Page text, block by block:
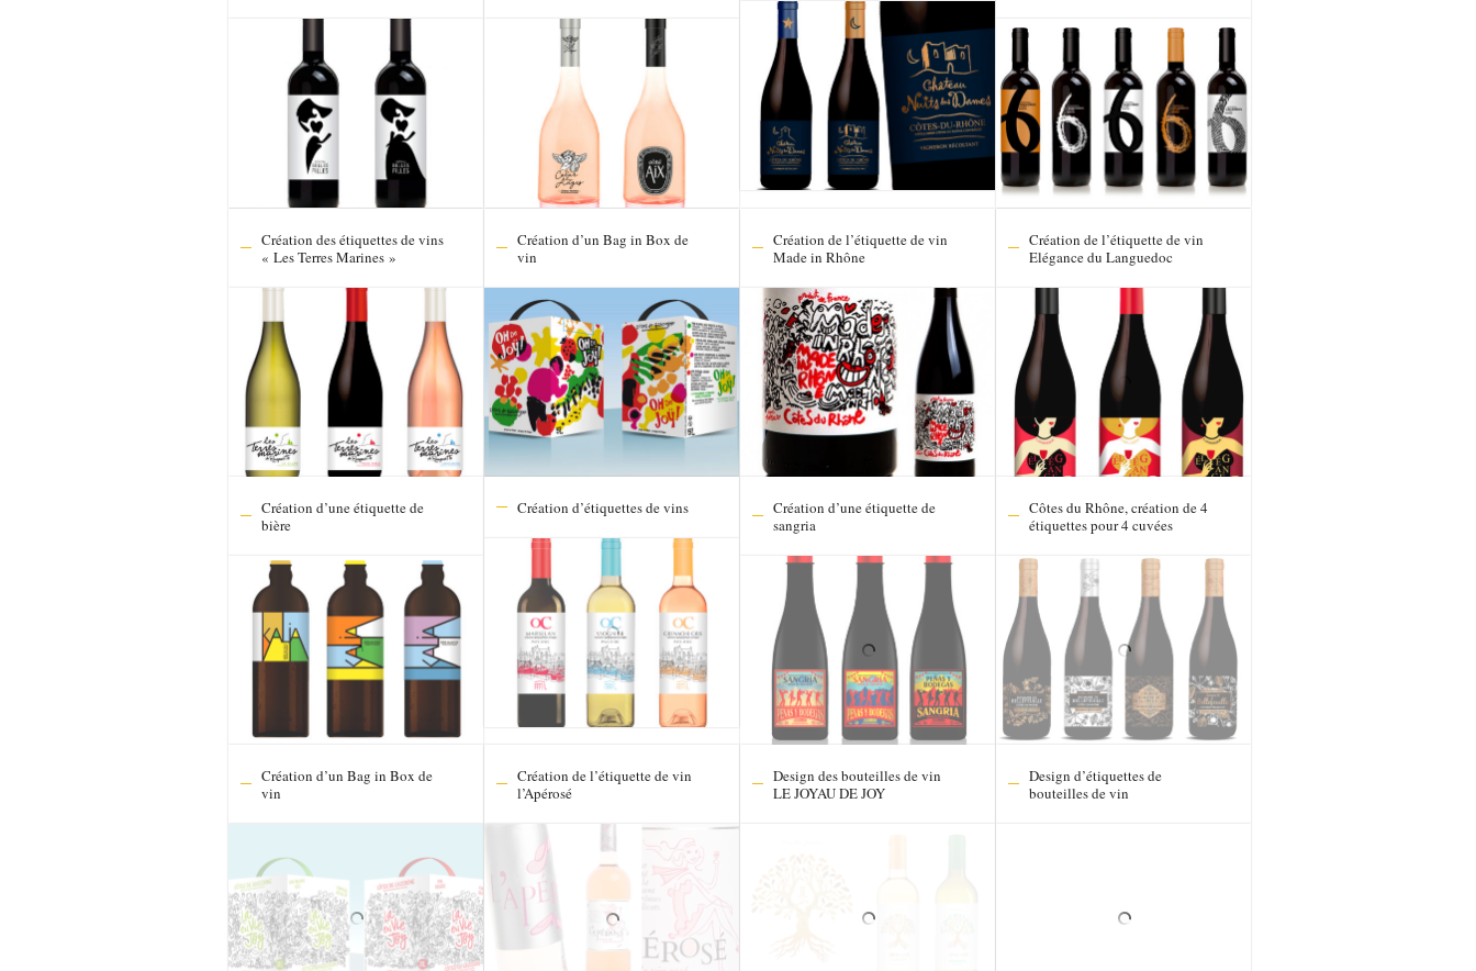
Création des étiquettes de vins
« Les Terres Marines »
Création d’un Bag in Box de
vin
Création de l’étiquette de vin
Made in Rhône
Création de l’étiquette de vin
Elégance du Languedoc
Création d’une étiquette de
bière
Création d’étiquettes de vins
Création d’une étiquette de
sangria
Côtes du Rhône, création de 4
étiquettes pour 4 cuvées
Création d’un Bag in Box de
vin
Création de l’étiquette de vin
l’Apérosé
Design des bouteilles de vin
LE JOYAU DE JOY
Design d’étiquettes de
bouteilles de vin